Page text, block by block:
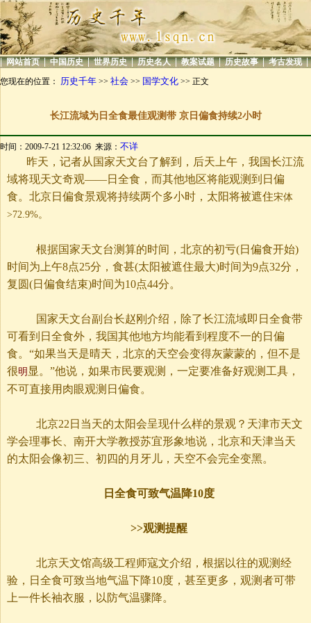
| 网站首页 | 中国历史 | 世界历史 | 历史名人 | 教案试题 | 历史故事 | 考古发现 |
您现在的位置： 历史千年 >> 社会 >> 国学文化 >> 正文
长江流域为日全食最佳观测带 京日偏食持续2小时
时间：2009-7-21 12:32:06 来源： 不详
昨天，记者从国家天文台了解到，后天上午，我国长江流
域将现天文奇观——日全食，而其他地区将能观测到日偏
食。北京日偏食景观将持续两个多小时，太阳将被遮住宋体
>72.9%。
根据国家天文台测算的时间，北京的初亏(日偏食开始)
时间为上午8点25分，食甚(太阳被遮住最大)时间为9点32分，
复圆(日偏食结束)时间为10点44分。
国家天文台副台长赵刚介绍，除了长江流域即日全食带
可看到日全食外，我国其他地方均能看到程度不一的日偏
食。“如果当天是晴天，北京的天空会变得灰蒙蒙的，但不是
很明 显。”他说，如果市民要观测，一定要准备好观测工具，
不可直接用肉眼观测日偏食。
北京22日当天的太阳会呈现什么样的景观？天津市天文
学会理事长、南开大学教授苏宜形象地说，北京和天津当天
的太阳会像初三、初四的月牙儿，天空不会完全变黑。
日全食可致气温降10度
>>观测提醒
北京天文馆高级工程师寇文介绍，根据以往的观测经
验，日全食可致当地气温下降10度，甚至更多，观测者可带
上一件长袖衣服，以防气温骤降。